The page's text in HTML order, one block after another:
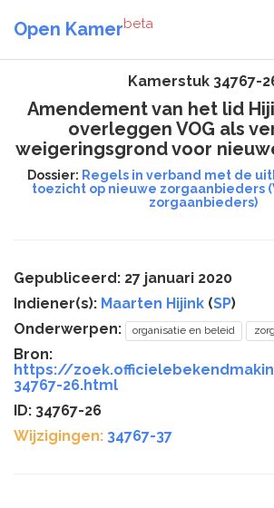
Open Kamerbeta
Kamerstuk 34767-
Amendement van het lid
overleggen VOG als
weigeringsgrond voor
Dossier: Regels in verband met de
toezicht op nieuwe zorgaanbieders
zorgaanbieders)
Gepubliceerd: 27 januari 2020
Indiener(s): Maarten Hijink (SP)
Onderwerpen:
organisatie en beleid
Bron:
https://
34767-26.html
ID: 34767-26
Wijzigingen: 34767-37